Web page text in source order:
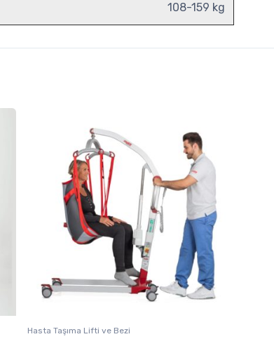
108-159 kg
Hasta Taşıma Lifti ve Bezi